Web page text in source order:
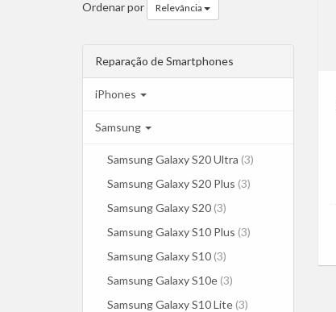
Ordenar por Relevância
Reparação de Smartphones
iPhones
Samsung
Samsung Galaxy S20 Ultra (3)
Samsung Galaxy S20 Plus (3)
Samsung Galaxy S20 (3)
Samsung Galaxy S10 Plus (3)
Samsung Galaxy S10 (3)
Samsung Galaxy S10e (3)
Samsung Galaxy S10 Lite (3)